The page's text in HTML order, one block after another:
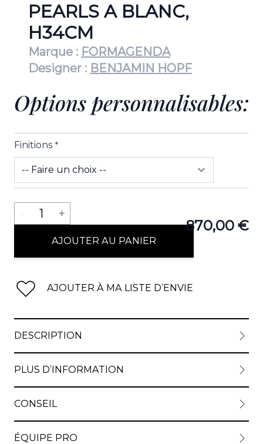
View
PEARLS A BLANC,
H34CM
Marque : FORMAGENDA
Designer : BENJAMIN HOPF
Options personnalisables:
Finitions *
870,00 €
Quantité
- 1 +
AJOUTER AU PANIER
AJOUTER À MA LISTE D’ENVIE
DESCRIPTION
PLUS D’INFORMATION
CONSEIL
ÉQUIPE PRO